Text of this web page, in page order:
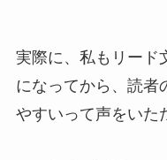
実際に、私もリード
になってから、読者
やすいって声をいた